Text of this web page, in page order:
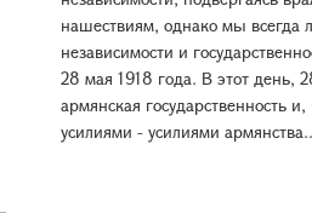
нашествиям, однако мы всегда
независимости и
28 мая 1918 года. В этот день,
армянская государственность
усилиями - усилиями